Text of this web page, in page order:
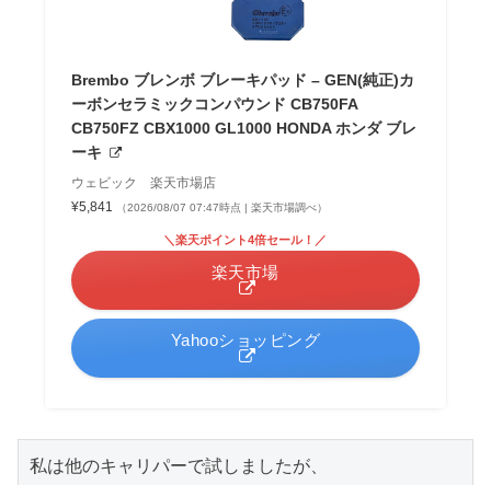
Brembo ブレンボ ブレーキパッド – GEN(純正)カ
ーボンセラミックコンパウンド CB750FA
CB750FZ CBX1000 GL1000 HONDA ホンダ ブレ
ーキ
ウェビック 楽天市場店
¥5,841
（2026/08/07 07:47時点 | 楽天市場調べ）
＼楽天ポイント4倍セール！／
楽天市場
Yahooショッピング
私は他のキャリパーで試しましたが、